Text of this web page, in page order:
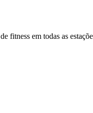
fitness em todas as